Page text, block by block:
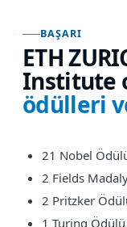
BAŞARI
ETH
Institute
ödülleri
21 Nobel
2 Fields
2 Pritzker
1 Turing